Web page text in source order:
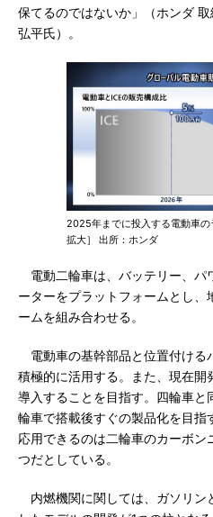
保てるのではないか」（ホンダ
弘平氏）。
2025年までに投入する電動車
拡大］ 出所：ホンダ
電動二輪車は、バッテリー、パ
ーターをプラットフォームとし
ームを組み合わせる。
電動車の基幹部品と位置付ける
積極的に活用する。また、現在開
導入することを目指す。四輪車と
輪車で搭載後すぐの製品化を目指
応用できるのは二輪車のカーボン
つだとしている。
内燃機関に関しては、ガソリン